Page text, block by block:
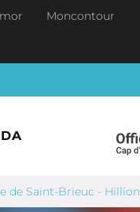
Moncontour
de Saint-Brieuc - Hillion